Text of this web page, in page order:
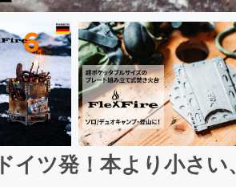
ドイツ発！本より小さ